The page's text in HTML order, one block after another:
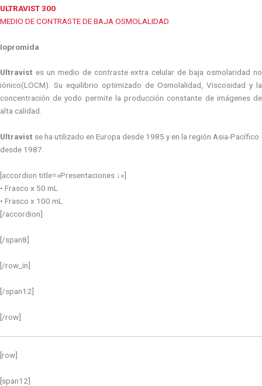
ULTRAVIST 300
MEDIO DE CONTRASTE DE BAJA OSMOLALIDAD.
Iopromida
Ultravist es un medio de contraste extra celular de baja osmolaridad no
iónico(LOCM). Su equilibrio optimizado de Osmolalidad, Viscosidad y la
concentración de yodo permite la producción constante de imágenes de
alta calidad.
Ultravist se ha utilizado en Europa desde 1985 y en la región Asia-Pacífico
desde 1987.
[accordion title=»Presentaciones ↓»]
• Frasco x 50 mL
• Frasco x 100 mL
[/accordion]
[/span8]
[/row_in]
[/span12]
[/row]
[row]
[span12]